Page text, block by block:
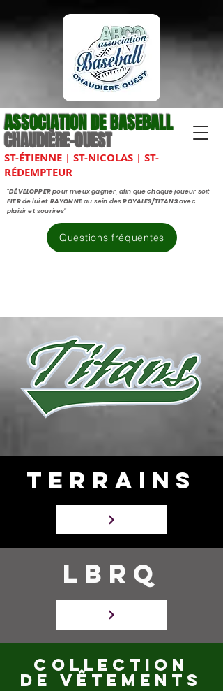
ASSOCIATION DE BASEBALL
CHAUDIÈRE-OUEST
ST-ÉTIENNE | ST-NICOLAS | ST-
RÉDEMPTEUR
"DÉVELOPPERpour mieux gagner, afin que chaque joueur soit
FIERde lui et RAYONNEau sein desROYALES/TITANSavec
plaisir et sourires"
Questions fréquentes
terrains
LBRQ
COLLECTION
DE VÊTEMENTS